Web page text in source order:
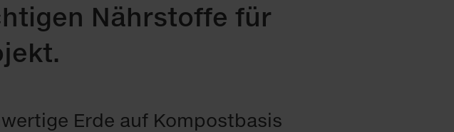
Nährstoffe für
Erde auf Kompostbasis